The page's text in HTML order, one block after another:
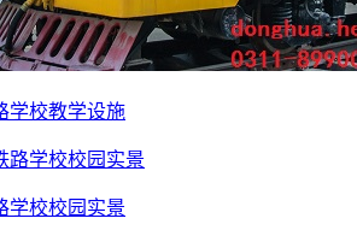
学校教学设施
学校校园实景